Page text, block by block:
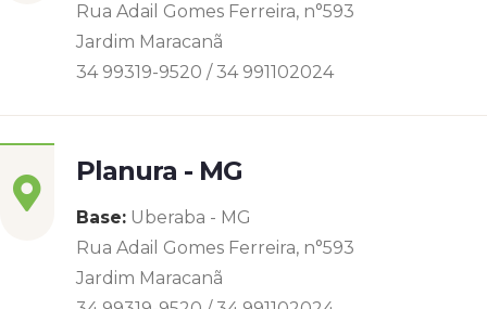
Rua Adail Gomes Ferreira, n°593
Jardim Maracanã
34 99319-9520 / 34 991102024
Planura - MG
Base: Uberaba - MG
Rua Adail Gomes Ferreira, n°593
Jardim Maracanã